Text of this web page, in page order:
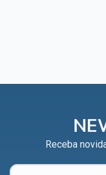
Receba